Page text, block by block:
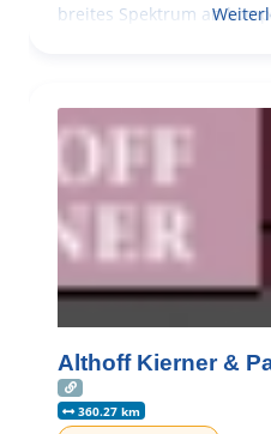
breites Spektrum an
Althoff Kierner &
360.27 km